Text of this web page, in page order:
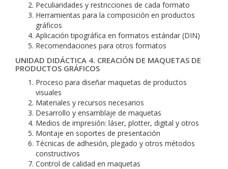
Peculiaridades y restricciones de cada formato
Herramientas para la composición en productos
gráficos
Aplicación tipográfica en formatos estándar (DIN)
Recomendaciones para otros formatos
UNIDAD DIDÁCTICA 4. CREACIÓN DE MAQUETAS DE
PRODUCTOS GRÁFICOS
Proceso para diseñar maquetas de productos
visuales
Materiales y recursos necesarios
Desarrollo y ensamblaje de maquetas
Medios de impresión: láser, plotter, digital y otros
Montaje en soportes de presentación
Técnicas de adhesión, plegado y otros métodos
constructivos
Control de calidad en maquetas